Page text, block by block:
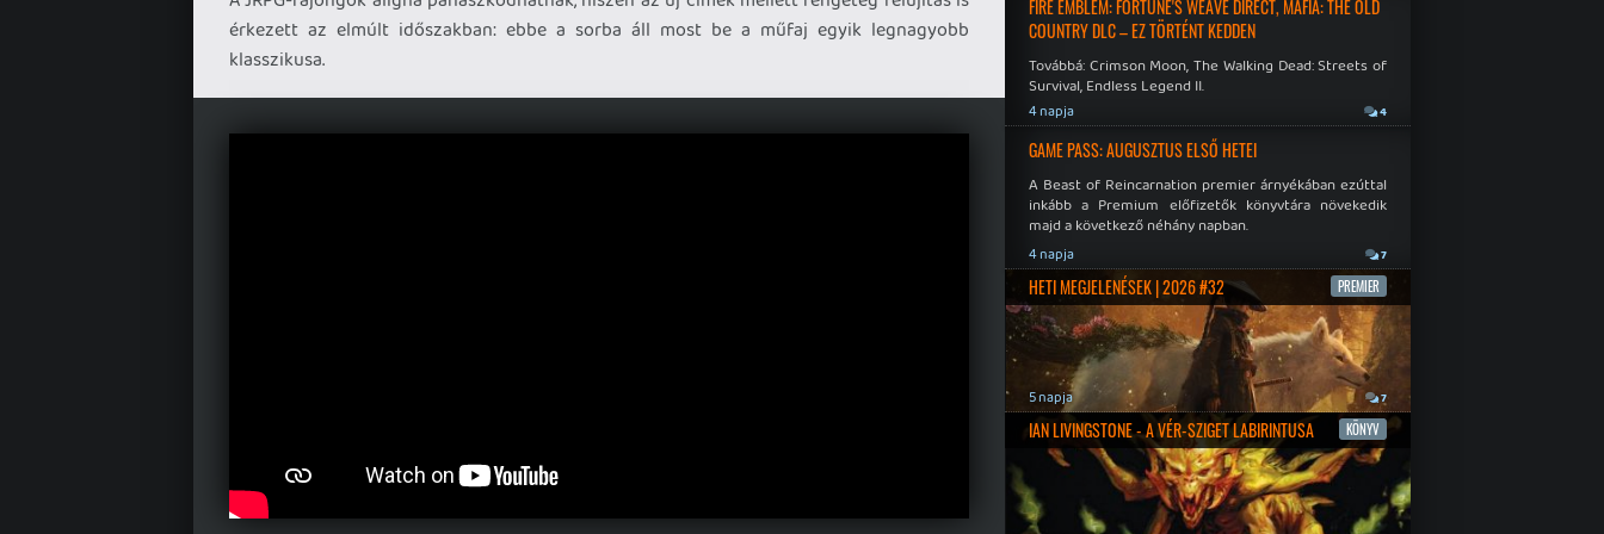
érkezett az elmúlt időszakban: ebbe a sorba áll most be a műfaj egyik legnagyobb
klasszikusa.
FIRE EMBLEM: FORTUNE'S WEAVE DIRECT, MAFIA: THE OLD
COUNTRY DLC – EZ TÖRTÉNT KEDDEN
Továbbá: Crimson Moon, The Walking Dead: Streets of
Survival, Endless Legend II.
4 napja 4
GAME PASS: AUGUSZTUS ELSŐ HETEI
A Beast of Reincarnation premier árnyékában ezúttal
inkább a Premium előfizetők könyvtára növekedik
majd a következő néhány napban.
4 napja 7
HETI MEGJELENÉSEK | 2026 #32 PREMIER
5 napja 7
IAN LIVINGSTONE - A VÉR-SZIGET LABIRINTUSA KÖNYV